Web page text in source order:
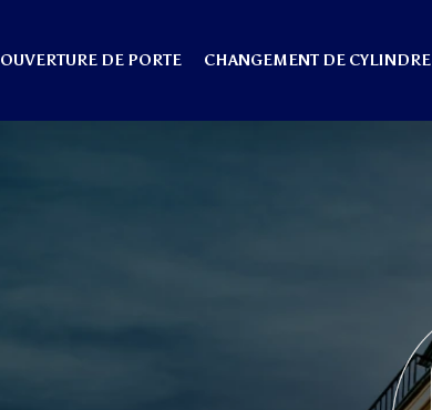
OUVERTURE DE PORTE CHANGEMENT DE CYLINDRE